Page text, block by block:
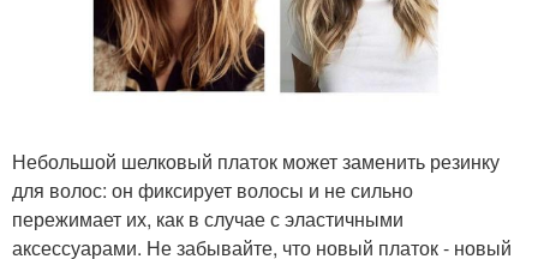
Небольшой шелковый платок может заменить резинку
для волос: он фиксирует волосы и не сильно
пережимает их, как в случае с эластичными
аксессуарами. Не забывайте, что новый платок - новый